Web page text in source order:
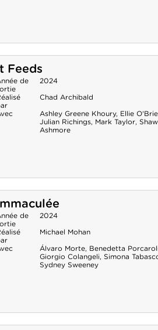
Feeds
de
2024
Chad Archibald
Ashley Greene Khoury, Ellie
Julian Richings, Mark Taylor,
Ashmore
de
2024
Michael Mohan
Álvaro Morte, Benedetta Porcaroli
Giorgio Colangeli, Simona
Sydney Sweeney